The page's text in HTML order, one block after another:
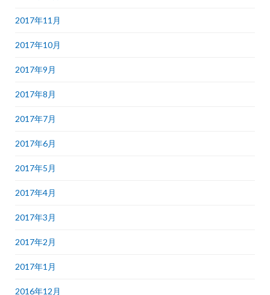
2017年11月
2017年10月
2017年9月
2017年8月
2017年7月
2017年6月
2017年5月
2017年4月
2017年3月
2017年2月
2017年1月
2016年12月